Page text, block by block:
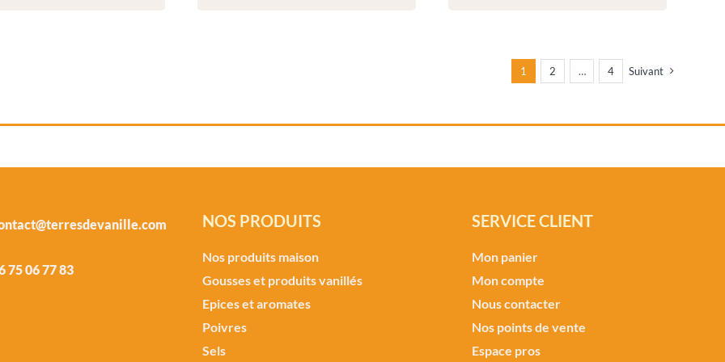
1 2 … 4 Suivant
75 06 77 83
NOS PRODUITS
Nos produits maison
Gousses et produits vanillés
Epices et aromates
Poivres
Sels
SERVICE CLIENT
Mon panier
Mon compte
Nous contacter
Nos points de vente
Espace pros